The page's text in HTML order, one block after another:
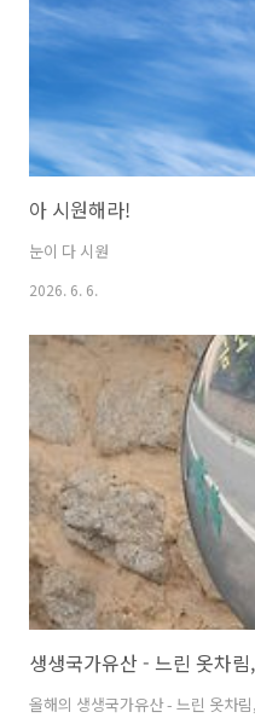
아 시원해라!
눈이 다 시원
2026. 6. 6.
생생국가유산 - 느린 옷차
올해의 생생국가유산 - 느린 옷차